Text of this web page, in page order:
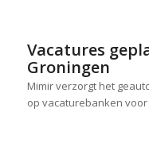
Vacatures
Groningen
Mimir verzorgt het
op vacaturebanken voor